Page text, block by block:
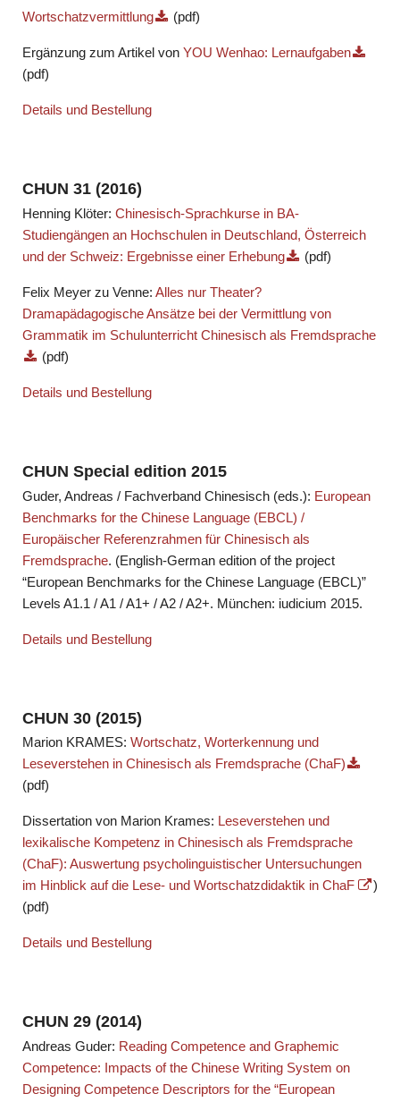
Wortschatzvermittlung
(pdf)
Ergänzung zum Artikel von YOU Wenhao: Lernaufgaben
(pdf)
Details und Bestellung
CHUN 31 (2016)
Henning Klöter: Chinesisch-Sprachkurse in BA-
Studiengängen an Hochschulen in Deutschland, Österreich
und der Schweiz: Ergebnisse einer Erhebung
(pdf)
Felix Meyer zu Venne: Alles nur Theater?
Dramapädagogische Ansätze bei der Vermittlung von
Grammatik im Schulunterricht Chinesisch als Fremdsprache
(pdf)
Details und Bestellung
CHUN Special edition 2015
Guder, Andreas / Fachverband Chinesisch (eds.): European
Benchmarks for the Chinese Language (EBCL) /
Europäischer Referenzrahmen für Chinesisch als
Fremdsprache. (English-German edition of the project
“European Benchmarks for the Chinese Language (EBCL)”
Levels A1.1 / A1 / A1+ / A2 / A2+. München: iudicium 2015.
Details und Bestellung
CHUN 30 (2015)
Marion KRAMES: Wortschatz, Worterkennung und
Leseverstehen in Chinesisch als Fremdsprache (ChaF)
(pdf)
Dissertation von Marion Krames: Leseverstehen und
lexikalische Kompetenz in Chinesisch als Fremdsprache
(ChaF): Auswertung psycholinguistischer Untersuchungen
im Hinblick auf die Lese- und Wortschatzdidaktik in ChaF
)
(pdf)
Details und Bestellung
CHUN 29 (2014)
Andreas Guder: Reading Competence and Graphemic
Competence: Impacts of the Chinese Writing System on
Designing Competence Descriptors for the “European